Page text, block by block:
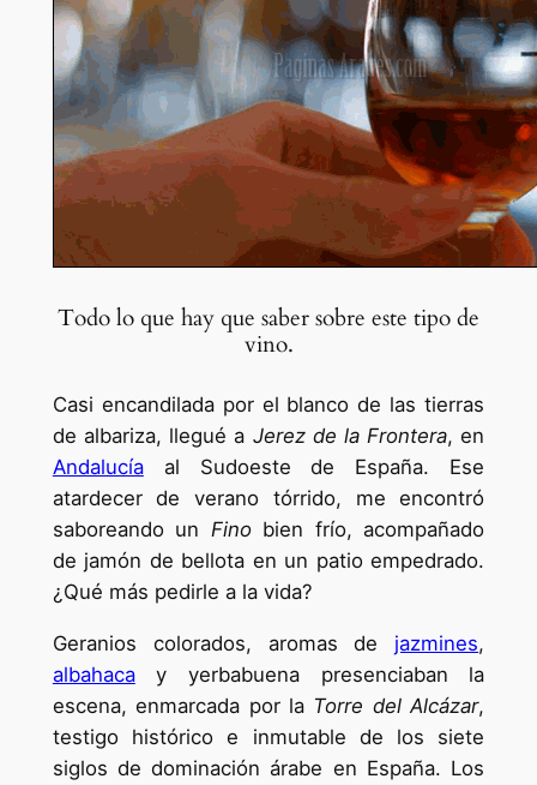
Todo lo que hay que saber sobre este tipo de
vino.
Casi encandilada por el blanco de las tierras
de albariza, llegué a Jerez de la Frontera, en
Andalucíaal Sudoeste de España. Ese
atardecer de verano tórrido, me encontró
saboreando un Finobien frío, acompañado
de jamón de bellota en un patio empedrado.
¿Qué más pedirle a la vida?
Geranios colorados, aromas de jazmines,
albahacay yerbabuena presenciaban la
escena, enmarcada por la Torre del Alcázar,
testigo histórico e inmutable de los siete
siglos de dominación árabe en España. Los